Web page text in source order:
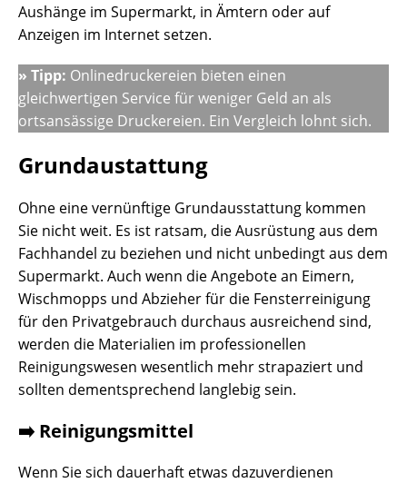
Aushänge im Supermarkt, in Ämtern oder auf
Anzeigen im Internet setzen.
» Tipp: Onlinedruckereien bieten einen
gleichwertigen Service für weniger Geld an als
ortsansässige Druckereien. Ein Vergleich lohnt sich.
Grundaustattung
Ohne eine vernünftige Grundausstattung kommen
Sie nicht weit. Es ist ratsam, die Ausrüstung aus dem
Fachhandel zu beziehen und nicht unbedingt aus dem
Supermarkt. Auch wenn die Angebote an Eimern,
Wischmopps und Abzieher für die Fensterreinigung
für den Privatgebrauch durchaus ausreichend sind,
werden die Materialien im professionellen
Reinigungswesen wesentlich mehr strapaziert und
sollten dementsprechend langlebig sein.
➡️ Reinigungsmittel
Wenn Sie sich dauerhaft etwas dazuverdienen